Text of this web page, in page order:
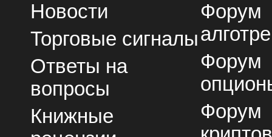
Новости
Торговые сигналы
Ответы на
вопросы
Книжные
Форум
Форум
Форум